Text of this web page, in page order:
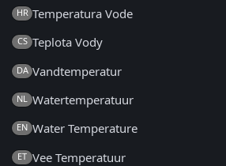
HR Temperatura Vode
CS Teplota Vody
DA Vandtemperatur
NL Watertemperatuur
EN Water Temperature
ET Vee Temperatuur